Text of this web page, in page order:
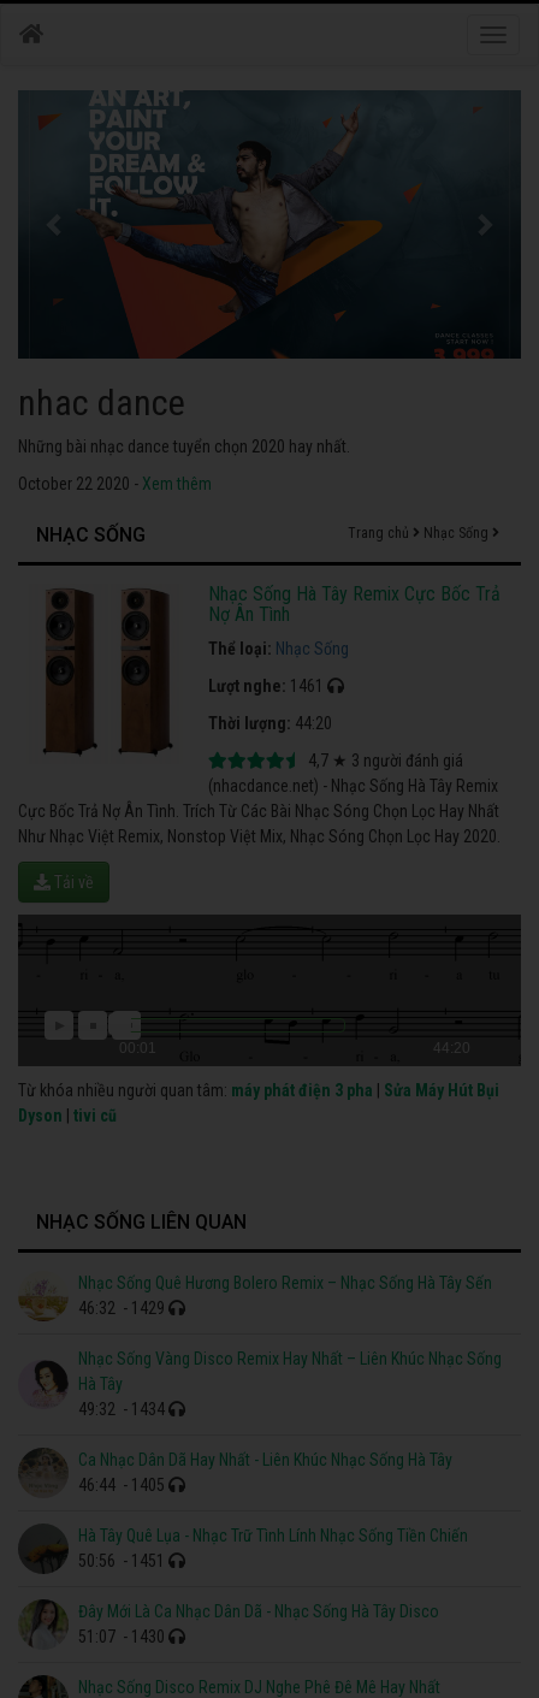
nhac dance
Những bài nhạc dance tuyển chọn 2020 hay nhất.
October 22 2020 - Xem thêm
NHẠC SỐNG Trang chủ Nhạc Sống
Nhạc Sống Hà Tây Remix Cực Bốc Trả
Nợ Ân Tình
Thể loại: Nhạc Sống
Lượt nghe: 1461
Thời lượng: 44:20
4,7 ★ 3 người đánh giá
(nhacdance.net) - Nhạc Sống Hà Tây Remix
Cực Bốc Trả Nợ Ân Tình. Trích Từ Các Bài Nhạc Sóng Chọn Lọc Hay Nhất
Như Nhạc Việt Remix, Nonstop Việt Mix, Nhạc Sóng Chọn Lọc Hay 2020.
Tải về
00:01 44:20
Từ khóa nhiều người quan tâm: máy phát điện 3 pha
Sửa Máy Hút Bụi
Dyson
tivi cũ
NHẠC SỐNG LIÊN QUAN
Nhạc Sống Quê Hương Bolero Remix – Nhạc Sống Hà Tây Sến
46:32 - 1429
Nhạc Sống Vàng Disco Remix Hay Nhất – Liên Khúc Nhạc Sống
Hà Tây
49:32 - 1434
Ca Nhạc Dân Dã Hay Nhất - Liên Khúc Nhạc Sống Hà Tây
46:44 - 1405
Hà Tây Quê Lụa - Nhạc Trữ Tình Lính Nhạc Sống Tiền Chiến
50:56 - 1451
Đây Mới Là Ca Nhạc Dân Dã - Nhạc Sống Hà Tây Disco
51:07 - 1430
Nhạc Sống Disco Remix DJ Nghe Phê Đê Mê Hay Nhất